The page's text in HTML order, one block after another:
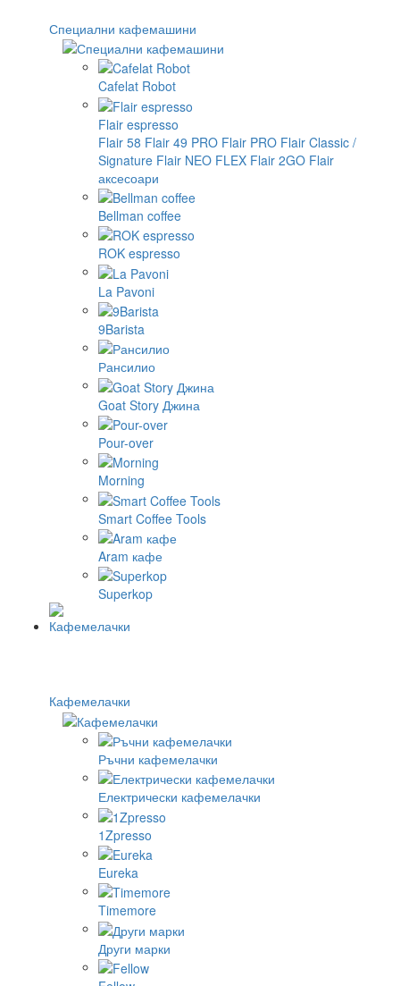
Специални кафемашини
Cafelat Robot
Flair espresso
Flair 58 Flair 49 PRO Flair PRO Flair Classic /
Signature Flair NEO FLEX Flair 2GO Flair
аксесоари
Bellman coffee
ROK espresso
La Pavoni
9Barista
Рансилио
Goat Story Джина
Pour-over
Morning
Smart Coffee Tools
Aram кафе
Superkop
Кафемелачки
Ръчни кафемелачки
Електрически кафемелачки
1Zpresso
Eureka
Timemore
Други марки